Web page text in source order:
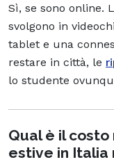
Sì, se sono online.
svolgono in
tablet e una
restare in città, le
lo studente
Qual è il
estive in Italia